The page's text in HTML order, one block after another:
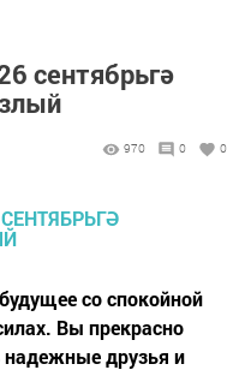
сентябрьгә
970 0 0
со спокойной
Вы прекрасно
надежные друзья и